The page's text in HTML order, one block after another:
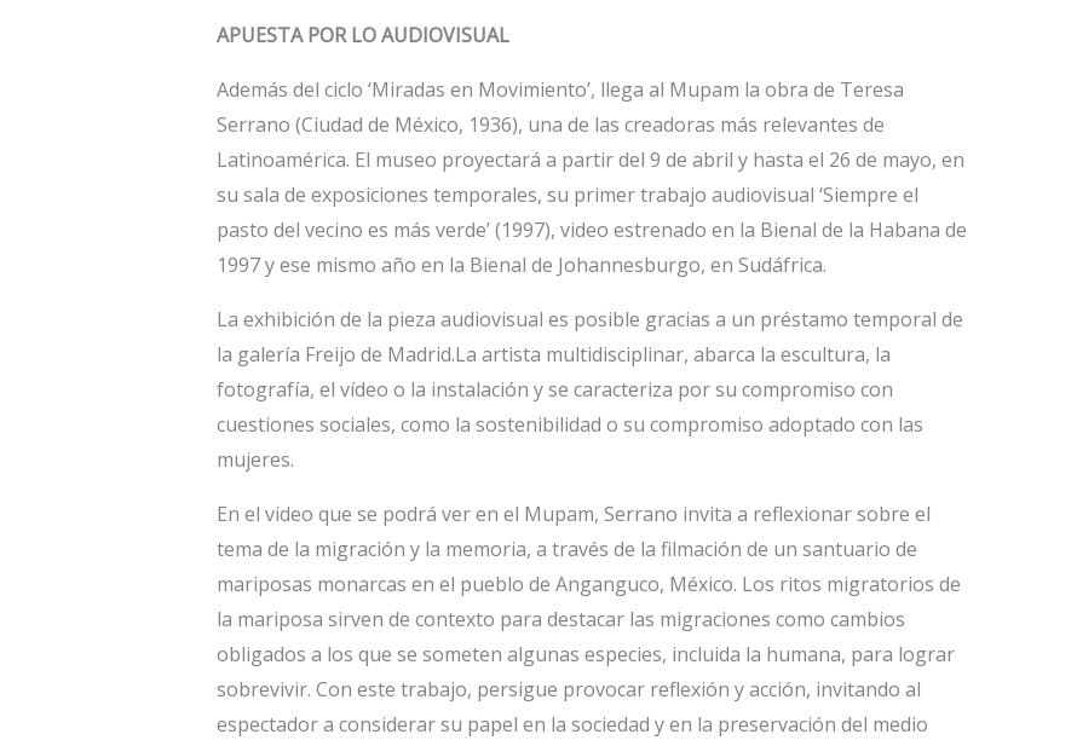
APUESTA POR LO AUDIOVISUAL
Además del ciclo ‘Miradas en Movimiento’, llega al Mupam la obra de Teresa
Serrano (Ciudad de México, 1936), una de las creadoras más relevantes de
Latinoamérica. El museo proyectará a partir del 9 de abril y hasta el 26 de mayo, en
su sala de exposiciones temporales, su primer trabajo audiovisual ‘Siempre el
pasto del vecino es más verde’ (1997), video estrenado en la Bienal de la Habana de
1997 y ese mismo año en la Bienal de Johannesburgo, en Sudáfrica.
La exhibición de la pieza audiovisual es posible gracias a un préstamo temporal de
la galería Freijo de Madrid.La artista multidisciplinar, abarca la escultura, la
fotografía, el vídeo o la instalación y se caracteriza por su compromiso con
cuestiones sociales, como la sostenibilidad o su compromiso adoptado con las
mujeres.
En el video que se podrá ver en el Mupam, Serrano invita a reflexionar sobre el
tema de la migración y la memoria, a través de la filmación de un santuario de
mariposas monarcas en el pueblo de Anganguco, México. Los ritos migratorios de
la mariposa sirven de contexto para destacar las migraciones como cambios
obligados a los que se someten algunas especies, incluida la humana, para lograr
sobrevivir. Con este trabajo, persigue provocar reflexión y acción, invitando al
espectador a considerar su papel en la sociedad y en la preservación del medio